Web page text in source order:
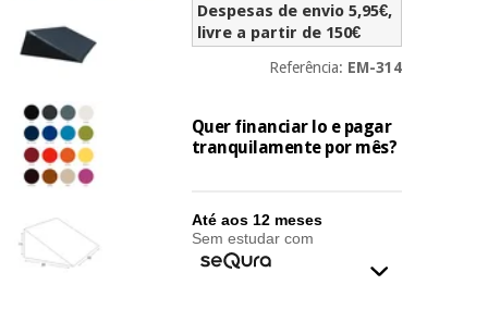
Fisaude
Tech
Academy
Fisaude
Aluguer
Gabinetes
terapêuticos
Material de
proteção
essencial
para
Aerobic,
fitness
Outlet
Tech
Academy
chinesa
Mobiliário
clínico
Gabinetes
Despesas de envio 5,95€,
livre a partir de 150€
Referência: EM-314
Quer financiar lo e pagar
tranquilamente por mês?
Até aos 12 meses
Sem estudar com